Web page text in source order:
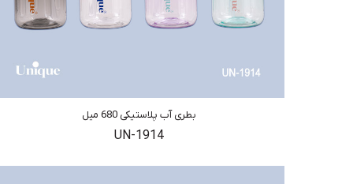
بطری آب پلاستیکی 680 میل
UN-1914